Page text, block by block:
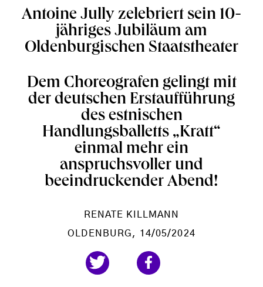
Antoine Jully zelebriert sein 10-
jähriges Jubiläum am
Oldenburgischen Staatstheater
Dem Choreografen gelingt mit
der deutschen Erstaufführung
des estnischen
Handlungsballetts „Kratt“
einmal mehr ein
anspruchsvoller und
beeindruckender Abend!
RENATE KILLMANN
OLDENBURG , 14/05/2024